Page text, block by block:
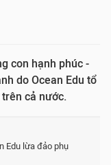
con hạnh phúc -
do Ocean Edu tổ
cả nước.
Edu lừa đảo phụ